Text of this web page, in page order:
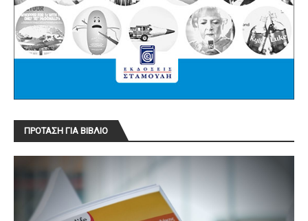
ΠΡΟΤΑΣΗ ΓΙΑ ΒΙΒΛΙΟ